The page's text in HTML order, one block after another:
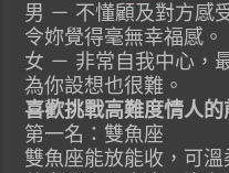
男 － 不懂顧及對方感
令妳覺得毫無幸福感。
女 － 非常自我中心，
為你設想也很難。
喜歡挑戰高難度情人
第一名：雙魚座
雙魚座能放能收，可